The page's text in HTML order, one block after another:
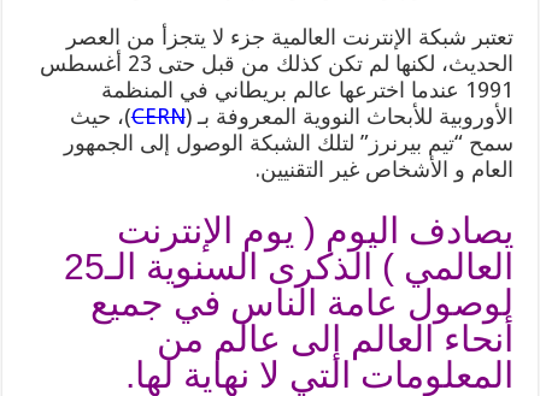
تعتبر شبكة الإنترنت العالمية جزء لا يتجزأ من العصر
الحديث، لكنها لم تكن كذلك من قبل حتى 23 أغسطس
1991 عندما اخترعها عالم بريطاني في المنظمة
الأوروبية للأبحاث النووية المعروفة بـ (CERN)، حيث
سمح “تيم بيرنرز” لتلك الشبكة الوصول إلى الجمهور
العام و الأشخاص غير التقنيين.
يصادف اليوم ( يوم الإنترنت
العالمي ) الذكرى السنوية الـ25
لوصول عامة الناس في جميع
أنحاء العالم إلى عالم من
المعلومات التي لا نهاية لها.